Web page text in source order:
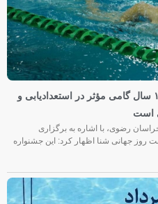
حسین گرایلی: جشنواره شنای زیر ۱۰ سال گامی مؤثر در استعدادیابی و
است
رضوی، با اشاره به برگزاری
۱۰ سال به مناسبت روز جهانی شنا اظهار کرد: این جشنواره